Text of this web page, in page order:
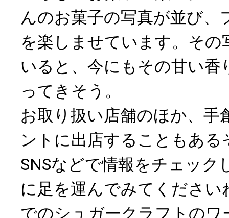
んのお菓子の写真が並び、
を楽しませています。その
いると、今にもその甘い香
ってきそう。
お取り扱い店舗のほか、手
ントに出店することもあ
SNSなどで情報をチェック
に足を運んでみてください
でのシュガークラフトのワ